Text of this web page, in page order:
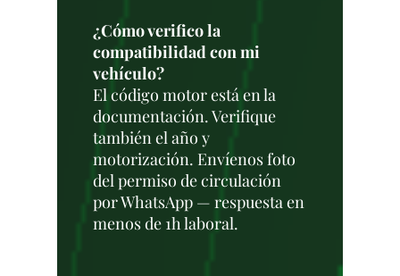
¿Cómo verifico la
compatibilidad con mi
vehículo?
El código motor está en la
documentación. Verifique
también el año y
motorización. Envíenos foto
del permiso de circulación
por WhatsApp — respuesta en
menos de 1h laboral.